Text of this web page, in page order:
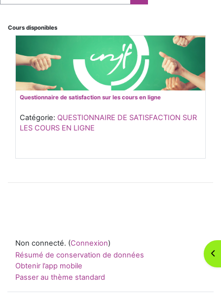
Rechercher des cours
Cours disponibles
Questionnaire de satisfaction sur les cours en ligne
Catégorie: QUESTIONNAIRE DE SATISFACTION SUR
LES COURS EN LIGNE
Non connecté. (Connexion)
Résumé de conservation de données
Obtenir l’app mobile
Passer au thème standard